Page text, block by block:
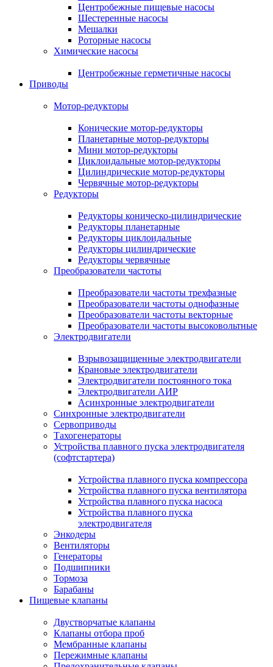
Центробежные пищевые насосы
Шестеренные насосы
Мешалки
Роторные насосы
Химические насосы
Центробежные герметичные насосы
Приводы
Мотор-редукторы
Конические мотор-редукторы
Планетарные мотор-редукторы
Мини мотор-редукторы
Циклоидальные мотор-редукторы
Цилиндрические мотор-редукторы
Червячные мотор-редукторы
Редукторы
Редукторы коническо-цилиндрические
Редукторы планетарные
Редукторы циклоидальные
Редукторы цилиндрические
Редукторы червячные
Преобразователи частоты
Преобразователи частоты трехфазные
Преобразователи частоты однофазные
Преобразователи частоты векторные
Преобразователи частоты высоковольтные
Электродвигатели
Взрывозащищенные электродвигатели
Крановые электродвигатели
Электродвигатели постоянного тока
Электродвигатели АИР
Асинхронные электродвигатели
Синхронные электродвигатели
Сервоприводы
Тахогенераторы
Устройства плавного пуска электродвигателя
(софтстартера)
Устройства плавного пуска компрессора
Устройства плавного пуска вентилятора
Устройства плавного пуска насоса
Устройства плавного пуска
электродвигателя
Энкодеры
Вентиляторы
Генераторы
Подшипники
Тормоза
Барабаны
Пищевые клапаны
Двустворчатые клапаны
Клапаны отбора проб
Мембранные клапаны
Пережимные клапаны